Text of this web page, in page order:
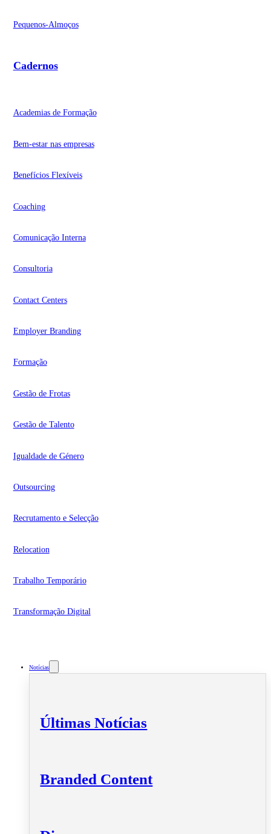
Pequenos-Almoços
Cadernos
Academias de Formação
Bem-estar nas empresas
Benefícios Flexíveis
Coaching
Comunicação Interna
Consultoria
Contact Centers
Employer Branding
Formação
Gestão de Frotas
Gestão de Talento
Igualdade de Género
Outsourcing
Recrutamento e Selecção
Relocation
Trabalho Temporário
Transformação Digital
Notícias
Últimas Notícias
Branded Content